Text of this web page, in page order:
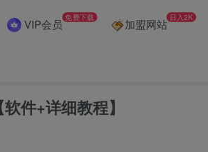
VIP会员 免费下载 加盟网站 日入2K
件+详细教程】